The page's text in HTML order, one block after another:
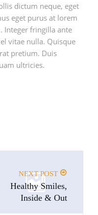
dictum neque, eget
eget purus at lorem
Integer fringilla ante
vitae nulla. Quisque
pretium. Duis
ultricies.
NEXT POST
Healthy Smiles,
Inside & Out